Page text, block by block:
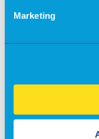
Marketing
Einreiseverordnung
Sicherheit